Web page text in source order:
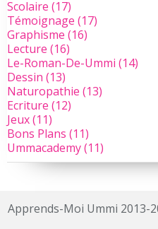
Scolaire (17)
Témoignage (17)
Graphisme (16)
Lecture (16)
Le-Roman-De-Ummi (14)
Dessin (13)
Naturopathie (13)
Ecriture (12)
Jeux(11)
Bons Plans (11)
Ummacademy(11)
Apprends-Moi Ummi 2013-